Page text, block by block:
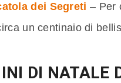
dei Segreti – Per
un centinaio di
DI NATALE